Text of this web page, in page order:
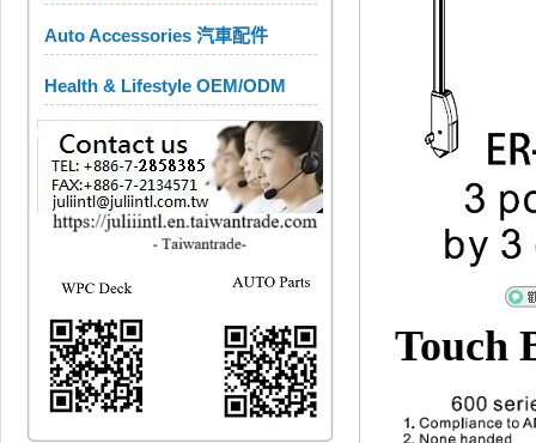
Auto Accessories 汽車配件
Health & Lifestyle OEM/ODM
Touch